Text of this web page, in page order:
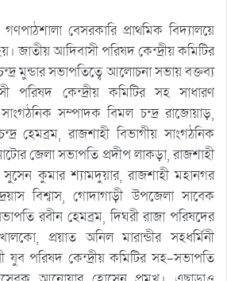
বেসরকারি প্রাথমিক বিদ্যালয়ে
জাতীয় আদিবাসী পরিষদ কেন্দ্রীয় কমিটির
মুন্ডার সভাপতিত্বে আলোচনা সভায় বক্তব্য
পরিষদ কেন্দ্রীয় কমিটির সহ সাধারণ
সম্পাদক বিমল চন্দ্র রাজোয়াড়,
হেমব্রম, রাজশাহী বিভাগীয় সাংগঠনিক
জেলা সভাপতি প্রদীপ লাকড়া, রাজশাহী
কুমার শ্যামদুয়ার, রাজশাহী মহানগর
বিশ্বাস, গোদাগাড়ী উপজেলা সাবেক
রবীন হেমব্রম, দিঘরী রাজা পরিষদের
প্রয়াত অনিল মারান্ডীর সহধর্মিনী
যুব পরিষদ কেন্দ্রীয় কমিটির সহ-সভাপতি